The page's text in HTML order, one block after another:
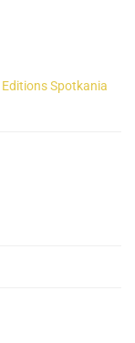
Editions Spotkania